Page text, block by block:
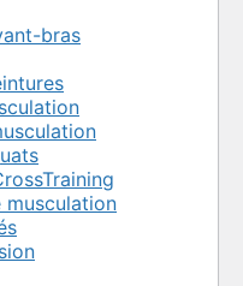
bras
musculation